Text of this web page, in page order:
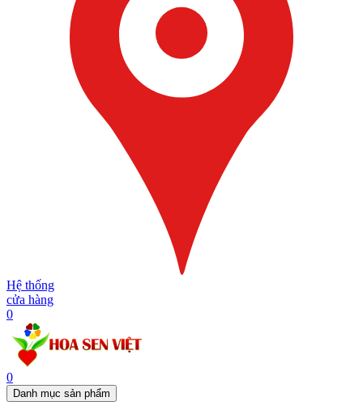
Hệ thống
cửa hàng
0
0
Danh mục sản phẩm